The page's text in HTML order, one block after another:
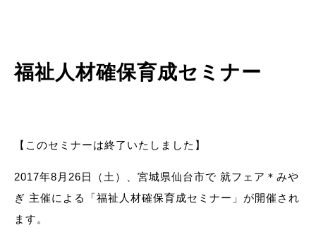
福祉人材確保育成セミナー
【このセミナーは終了いたしました】
2017年8月26日（土）、宮城県仙台市で 就フェア＊みや
ぎ 主催による「福祉人材確保育成セミナー」が開催され
ます。